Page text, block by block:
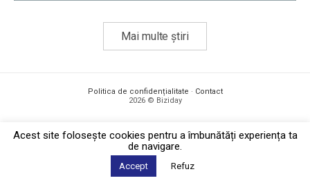
Mai multe știri
Politica de confidențialitate · Contact
2026 © Biziday
Acest site foloseşte cookies pentru a îmbunătăți experiența ta
de navigare.
Accept Refuz